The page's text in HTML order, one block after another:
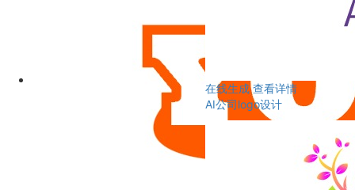
在线生成 查看详情
AI公司logo设计